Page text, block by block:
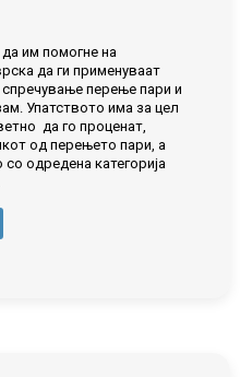
им помогне на
да ги применуваат
спречување перење пари и
Упатството има за цел
да го проценат,
од перењето пари, а
одредена категорија